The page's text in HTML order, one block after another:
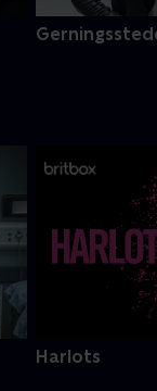
Harlots